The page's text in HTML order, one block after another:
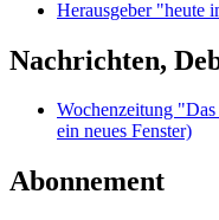
Herausgeber "heute
Nachrichten,
Wochenzeitung
ein neues Fenster)
Abonnement